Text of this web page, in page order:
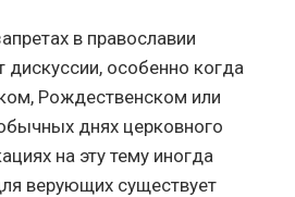
в православии
дискуссии, особенно когда
Рождественском или
днях церковного
на эту тему иногда
верующих существует